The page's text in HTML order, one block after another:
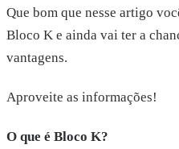
Que bom que nesse artigo
Bloco K e ainda vai ter a
vantagens.
Aproveite as informações!
O que é Bloco K?